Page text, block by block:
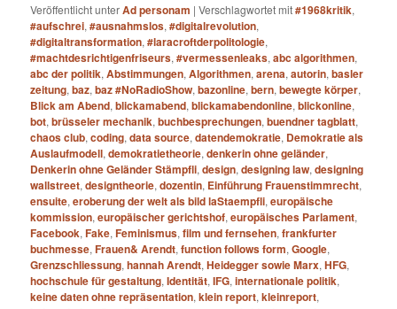
Veröffentlicht unterAd personam |Verschlagwortet mit#1968kritik,
#aufschrei,#ausnahmslos,#digitalrevolution,
#digitaltransformation,#laracroftderpolitologie,
#machtdesrichtigenfriseurs,#vermessenleaks,abc algorithmen,
abc der politik,Abstimmungen,Algorithmen,arena,autorin,basler
zeitung,baz,baz #NoRadioShow,bazonline,bern,bewegte körper,
Blick am Abend,blickamabend,blickamabendonline,blickonline,
bot,brüsseler mechanik,buchbesprechungen,buendner tagblatt,
chaos club,coding,data source,datendemokratie, Demokratie als
Auslaufmodell,demokratietheorie,denkerin ohne geländer,
Denkerin ohne Geländer Stämpfli,design,designing law,designing
wallstreet,designtheorie,dozentin, Einführung Frauenstimmrecht,
ensuite,eroberung der welt als bild laStaempfli,europäische
kommission,europäischer gerichtshof,europäisches Parlament,
Facebook,Fake,Feminismus,film und fernsehen,frankfurter
buchmesse,Frauen& Arendt,function follows form,Google,
Grenzschliessung,hannah Arendt,Heidegger sowie Marx,HFG,
hochschule für gestaltung,Identität,IFG,internationale politik,
keine daten ohne repräsentation,klein report,kleinreport,